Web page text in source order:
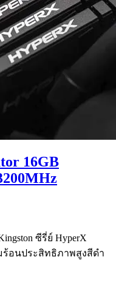
16GB
ซีรี่ย์ HyperX
ร้อนประสิทธิภาพสูงสีดำ